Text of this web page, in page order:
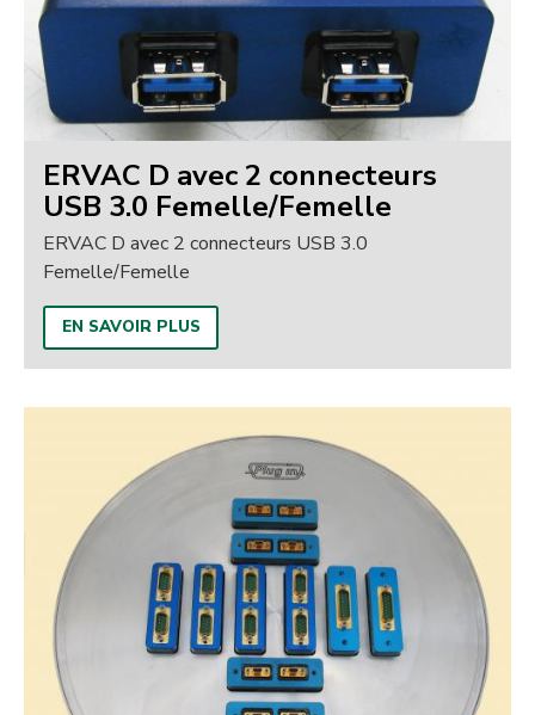
ERVAC D avec 2 connecteurs
USB 3.0 Femelle/Femelle
ERVAC D avec 2 connecteurs USB 3.0
Femelle/Femelle
EN SAVOIR PLUS